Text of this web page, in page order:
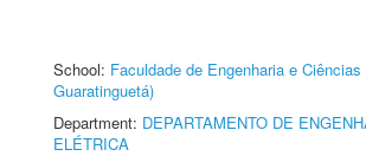
School: Faculdade de Engenharia e
Guaratinguetá)
Department: DEPARTAMENTO DE
ELÉTRICA